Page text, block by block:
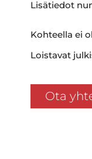
Lisätiedot
Kohteella ei
Loistavat
Ota